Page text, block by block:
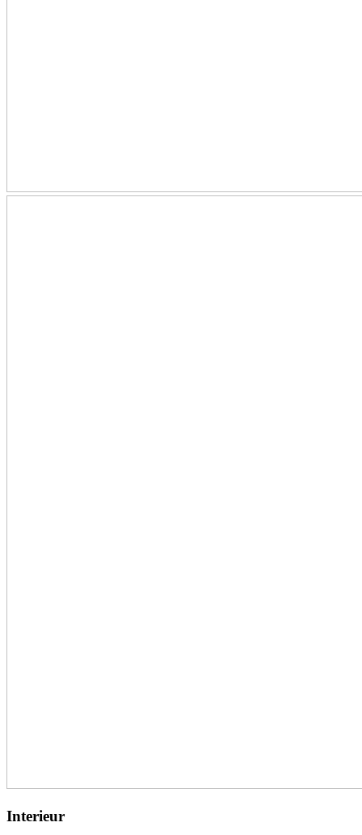
Interieur